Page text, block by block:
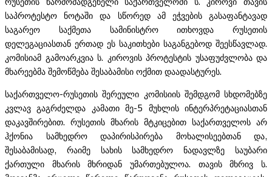
საპროტესტო ნოტაში და სწორედ ამ ეჭვების გასაფანტავად
საგარეო საქმეთა სამინისტრო ითხოვდა რუსეთის
დელეგაციასთან ერთად ეს საკითხები საგანგებოდ შეესწავლად.
კომისიამ გამოარკვია ს. კიროვის პროტესტის უსაფუძვლობა და
მხარეებმა შემოწმება შესაბამისი ოქმით დაადასტურეს.
საქართველო-რუსეთის შერეული კომისიის შემდგომ სხდომებზე
კვლავ გაგრძელდა კამათი მე-5 მუხლის ინტერპრეტაციასთან
დაკავშირებით. რუსეთის მხარის მტკიცებით საქართველოს არ
ჰქონია სამხედრო დაპირისპირება მოხალისეებთან და,
შესაბამისად, რაიმე სახის სამხედრო ნადავლზე საუბარი
ქართული მხარის მხრიდან უმართებულოა. თავის მხრივ ს.